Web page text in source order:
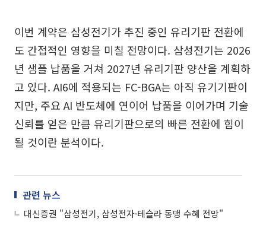
이번 계약은 삼성전기가 추진 중인 유리기판 전환에
도 간접적인 영향을 미칠 전망이다. 삼성전기는 2026
년 샘플 납품을 거쳐 2027년 유리기판 양산을 계획하
고 있다. AI6에 적용되는 FC-BGA는 아직 유기기판이
지만, 주요 AI 반도체에 연이어 납품을 이어가며 기술
신뢰를 얻은 만큼 유리기판으로의 빠른 전환에 힘이
될 것이란 분석이다.
관련 뉴스
대신증권 "삼성전기, 삼성전자·테슬라 동맹 수혜 전망"